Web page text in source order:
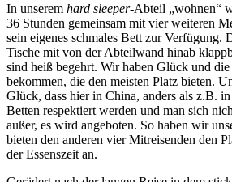
In unserem hard sleeper-Abteil „wohnen“
36 Stunden gemeinsam mit vier weiteren
sein eigenes schmales Bett zur Verfügung.
Tische mit von der Abteilwand hinab
sind heiß begehrt. Wir haben Glück und die
bekommen, die den meisten Platz bieten.
Glück, dass hier in China, anders als z.B.
Betten respektiert werden und man sich
außer, es wird angeboten. So haben wir
bieten den anderen vier Mitreisenden den
der Essenszeit an.